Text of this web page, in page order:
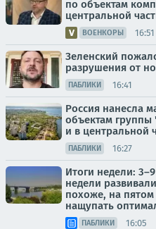
по объектам
центральной
ВОЕНКОРЫ 16:51
Зеленский
разрушения от
ПАБЛИКИ 16:41
Россия нанесла
объектам группы
и в центральной
ПАБЛИКИ 16:27
Итоги недели:
недели
похоже, на пятом
нащупать
ПАБЛИКИ 16:05